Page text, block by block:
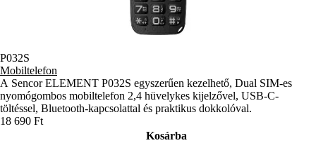
P032S
Mobiltelefon
A Sencor ELEMENT P032S egyszerűen kezelhető, Dual SIM-es
nyomógombos mobiltelefon 2,4 hüvelykes kijelzővel, USB-C-
töltéssel, Bluetooth-kapcsolattal és praktikus dokkolóval.
18 690 Ft
Kosárba